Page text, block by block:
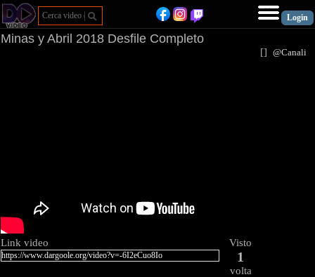
Minas y Abril 2018 Desfile Completo
[] @Canali
Link video Visto
1
volta